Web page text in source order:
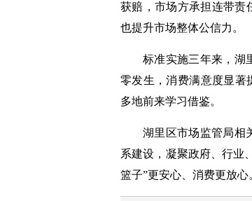
获赔，市场方承担连带责
也提升市场整体公信力。
标准实施三年来，湖
零发生，消费满意度显著
多地前来学习借鉴。
湖里区市场监管局相
系建设，凝聚政府、行业
篮子”更安心、消费更放心